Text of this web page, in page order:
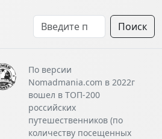
Поиск
По версии
Nomadmania.com в 2022г
вошел в ТОП-200
российских
путешественников (по
количеству посещенных